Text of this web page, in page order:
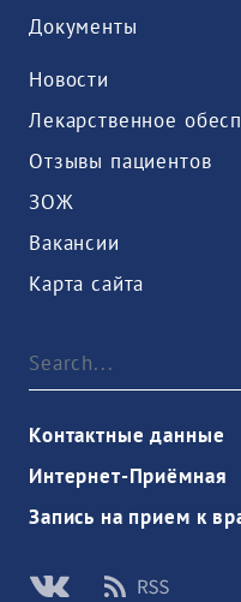
Документы
Новости
Лекарственное
Отзывы пациентов
ЗОЖ
Вакансии
Карта сайта
Контактные данные
Интернет-Приёмная
Запись на прием к